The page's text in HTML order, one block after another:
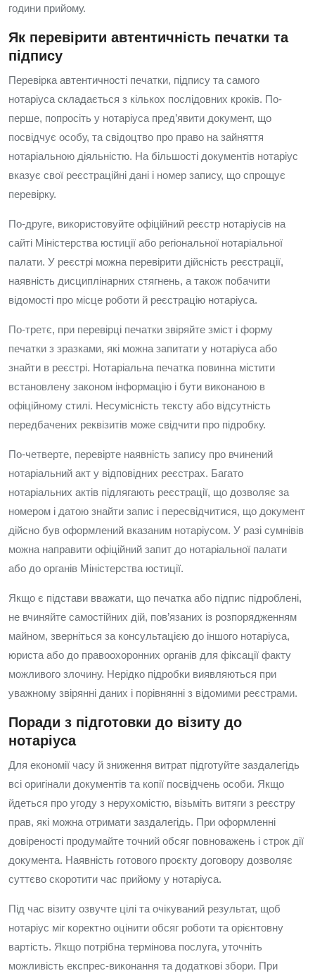
години прийому.
Як перевірити автентичність печатки та
підпису
Перевірка автентичності печатки, підпису та самого
нотаріуса складається з кількох послідовних кроків. По-
перше, попросіть у нотаріуса пред’явити документ, що
посвідчує особу, та свідоцтво про право на зайняття
нотаріальною діяльністю. На більшості документів нотаріус
вказує свої реєстраційні дані і номер запису, що спрощує
перевірку.
По‑друге, використовуйте офіційний реєстр нотаріусів на
сайті Міністерства юстиції або регіональної нотаріальної
палати. У реєстрі можна перевірити дійсність реєстрації,
наявність дисциплінарних стягнень, а також побачити
відомості про місце роботи й реєстрацію нотаріуса.
По‑третє, при перевірці печатки звіряйте зміст і форму
печатки з зразками, які можна запитати у нотаріуса або
знайти в реєстрі. Нотаріальна печатка повинна містити
встановлену законом інформацію і бути виконаною в
офіційному стилі. Несумісність тексту або відсутність
передбачених реквізитів може свідчити про підробку.
По‑четверте, перевірте наявність запису про вчинений
нотаріальний акт у відповідних реєстрах. Багато
нотаріальних актів підлягають реєстрації, що дозволяє за
номером і датою знайти запис і пересвідчитися, що документ
дійсно був оформлений вказаним нотаріусом. У разі сумнівів
можна направити офіційний запит до нотаріальної палати
або до органів Міністерства юстиції.
Якщо є підстави вважати, що печатка або підпис підроблені,
не вчиняйте самостійних дій, пов’язаних із розпорядженням
майном, зверніться за консультацією до іншого нотаріуса,
юриста або до правоохоронних органів для фіксації факту
можливого злочину. Нерідко підробки виявляються при
уважному звірянні даних і порівнянні з відомими реєстрами.
Поради з підготовки до візиту до
нотаріуса
Для економії часу й зниження витрат підготуйте заздалегідь
всі оригінали документів та копії посвідчень особи. Якщо
йдеться про угоду з нерухомістю, візьміть витяги з реєстру
прав, які можна отримати заздалегідь. При оформленні
довіреності продумайте точний обсяг повноважень і строк дії
документа. Наявність готового проєкту договору дозволяє
суттєво скоротити час прийому у нотаріуса.
Під час візиту озвучте цілі та очікуваний результат, щоб
нотаріус міг коректно оцінити обсяг роботи та орієнтовну
вартість. Якщо потрібна термінова послуга, уточніть
можливість експрес‑виконання та додаткові збори. При